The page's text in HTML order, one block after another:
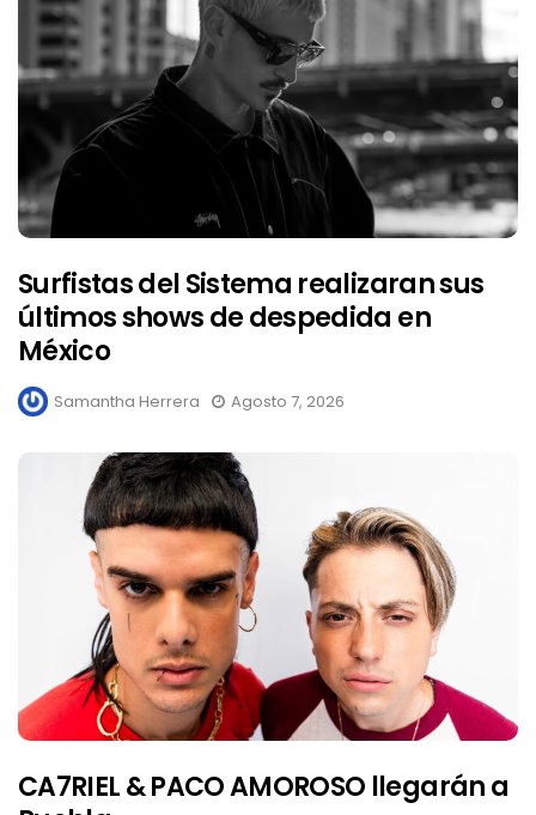
Surfistas del Sistema realizaran sus
últimos shows de despedida en
México
Samantha Herrera Agosto 7, 2026
CA7RIEL & PACO AMOROSO llegarán a